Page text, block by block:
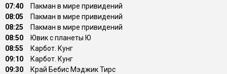
07:40
Пакман в мире привидений
08:05
Пакман в мире привидений
08:25
Пакман в мире привидений
08:50
Ювик с планеты Ю
08:55
Карбот. Кунг
09:10
Карбот. Кунг
09:30
Край Бебис Мэджик Тирс